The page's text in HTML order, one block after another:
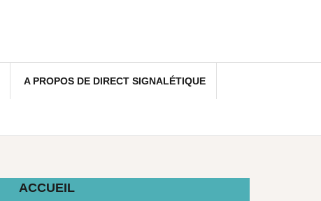
A PROPOS DE DIRECT SIGNALÉTIQUE
ACCUEIL